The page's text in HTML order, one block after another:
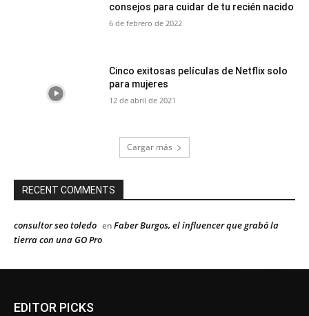
consejos para cuidar de tu recién nacido
6 de febrero de 2022
Cinco exitosas películas de Netflix solo
para mujeres
12 de abril de 2021
Cargar más
RECENT COMMENTS
consultor seo toledo enFaber Burgos, el influencer que grabó la
tierra con una GO Pro
EDITOR PICKS